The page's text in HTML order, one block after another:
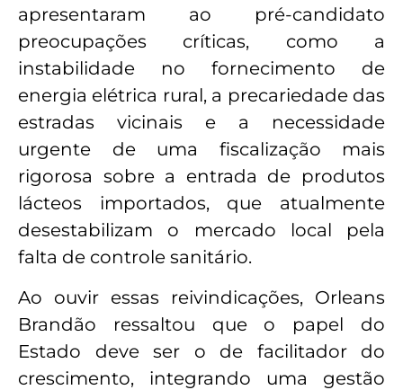
apresentaram ao pré-candidato
preocupações críticas, como a
instabilidade no fornecimento de
energia elétrica rural, a precariedade das
estradas vicinais e a necessidade
urgente de uma fiscalização mais
rigorosa sobre a entrada de produtos
lácteos importados, que atualmente
desestabilizam o mercado local pela
falta de controle sanitário.
Ao ouvir essas reivindicações, Orleans
Brandão ressaltou que o papel do
Estado deve ser o de facilitador do
crescimento, integrando uma gestão